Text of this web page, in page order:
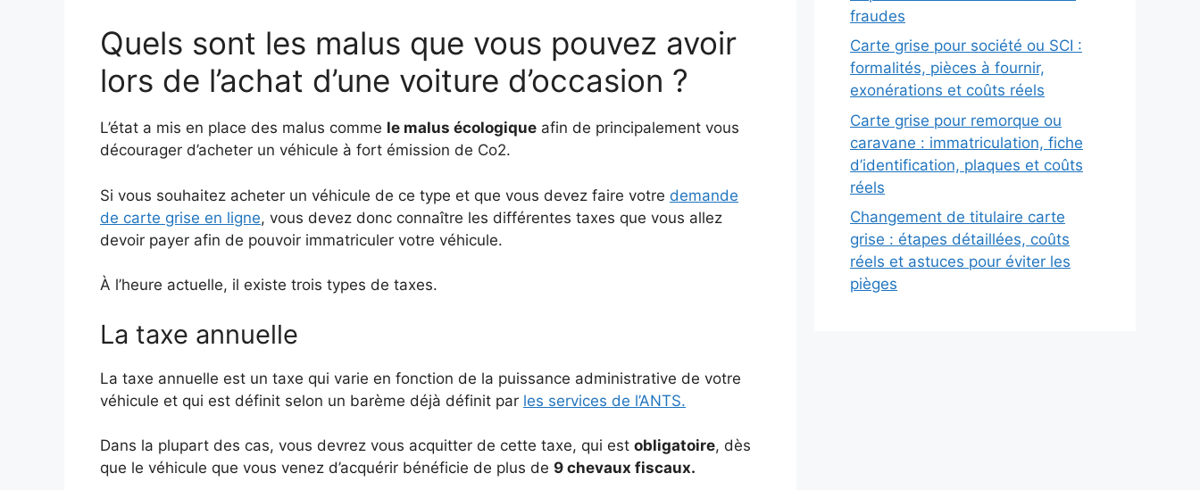
Quels sont les malus que vous pouvez avoir
lors de l’achat d’une voiture d’occasion ?
L’état a mis en place des malus comme le malus écologique afin de principalement vous
décourager d’acheter un véhicule à fort émission de Co2.
Si vous souhaitez acheter un véhicule de ce type et que vous devez faire votre demande
de carte grise en ligne, vous devez donc connaître les différentes taxes que vous allez
devoir payer afin de pouvoir immatriculer votre véhicule.
À l’heure actuelle, il existe trois types de taxes.
La taxe annuelle
La taxe annuelle est un taxe qui varie en fonction de la puissance administrative de votre
véhicule et qui est définit selon un barème déjà définit par les services de l’ANTS.
Dans la plupart des cas, vous devrez vous acquitter de cette taxe, qui est obligatoire, dès
que le véhicule que vous venez d’acquérir bénéficie de plus de 9 chevaux fiscaux.
fraudes
Carte grise pour société ou SCI :
formalités, pièces à fournir,
exonérations et coûts réels
Carte grise pour remorque ou
caravane : immatriculation, fiche
d’identification, plaques et coûts
réels
Changement de titulaire carte
grise : étapes détaillées, coûts
réels et astuces pour éviter les
pièges